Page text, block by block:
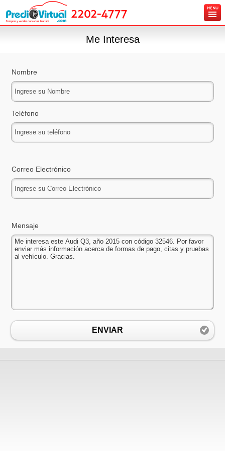
2202-4777
Carros en venta
Créditos y Seguros
Contáctanos
Me Interesa
Nombre
Teléfono
Correo Electrónico
Mensaje
ENVIAR